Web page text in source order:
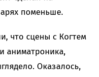
поменьше.
что сцены с Когтем
аниматроника,
Оказалось,